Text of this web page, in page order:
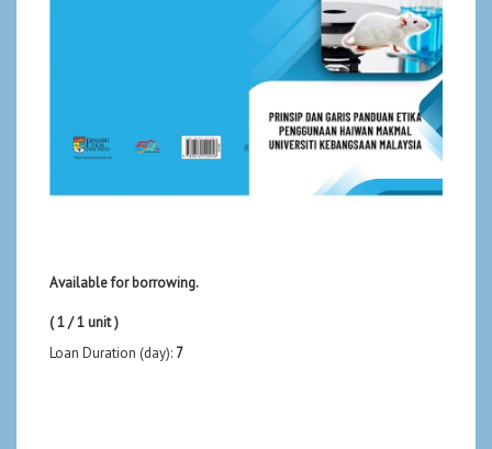
Available for borrowing.
( 1 / 1 unit )
Loan Duration (day): 7